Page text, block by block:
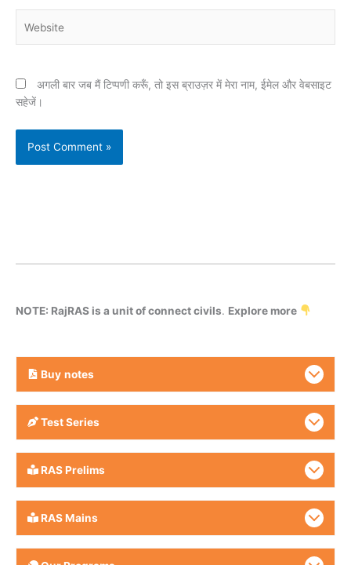
अगली बार जब मैं टिप्पणी करूँ, तो इस ब्राउज़र में मेरा नाम, ईमेल और वेबसाइट
सहेजें।
NOTE: RajRAS is a unit of connect civils. Explore more
Buy notes
Test Series
RAS Prelims
RAS Mains